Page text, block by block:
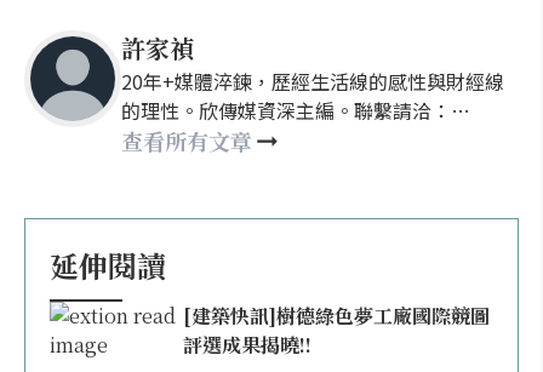
許家禎
20年+媒體淬鍊，歷經生活線的感性與財經線
的理性。欣傳媒資深主編。聯繫請洽：
nellyhsu@xinmedia.com
查看所有文章
延伸閱讀
[建築快訊]樹德綠色夢工廠國際競圖
評選成果揭曉!!